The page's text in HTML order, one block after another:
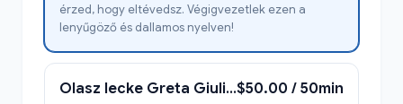
érzed, hogy eltévedsz. Végigvezetlek ezen a
lenyűgöző és dallamos nyelven!
Olasz lecke Greta Giuliával$50.00 / 50min